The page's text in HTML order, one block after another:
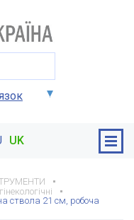
UK
ствола 21 см, робоча